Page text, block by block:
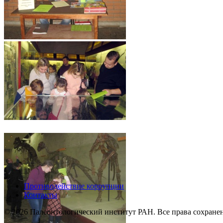
Противодействие коррупции
Контакты
© 2026 Палеонтологический институт РАН. Все права